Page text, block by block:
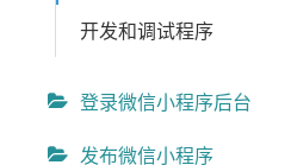
开发和调试程序
登录微信小程序后台
发布微信小程序